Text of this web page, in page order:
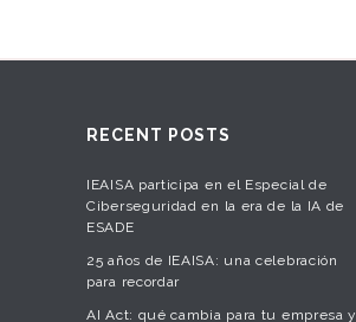
RECENT POSTS
IEAISA participa en el Especial de
Ciberseguridad en la era de la IA de
ESADE
25 años de IEAISA: una celebración
para recordar
AI Act: qué cambia para tu empresa y